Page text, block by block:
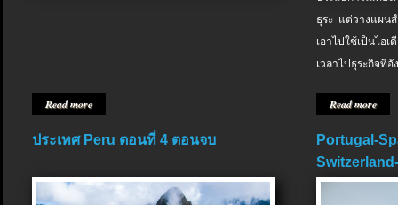
Read more
ธุระ แต่วางแผน
เอาไปใช้เป็นไอ
เวลาไปธุระกิจที่อั
Read more
ประเทศ Peru ตอนที่ 4 ตอนจบ
Portugal-